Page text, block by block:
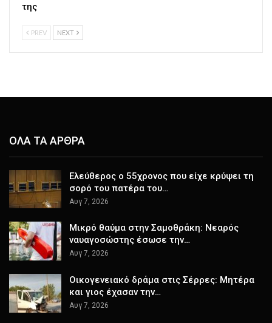
της
PREV NEXT
ΟΛΑ ΤΑ ΑΡΘΡΑ
Ελεύθερος ο 55χρονος που είχε κρύψει τη
σορό του πατέρα του…
Αυγ 7, 2026
Μικρό θαύμα στην Σαμοθράκη: Νεαρός
ναυαγοσώστης έσωσε την…
Αυγ 7, 2026
Οικογενειακό δράμα στις Σέρρες: Μητέρα
και γιος έχασαν την…
Αυγ 7, 2026